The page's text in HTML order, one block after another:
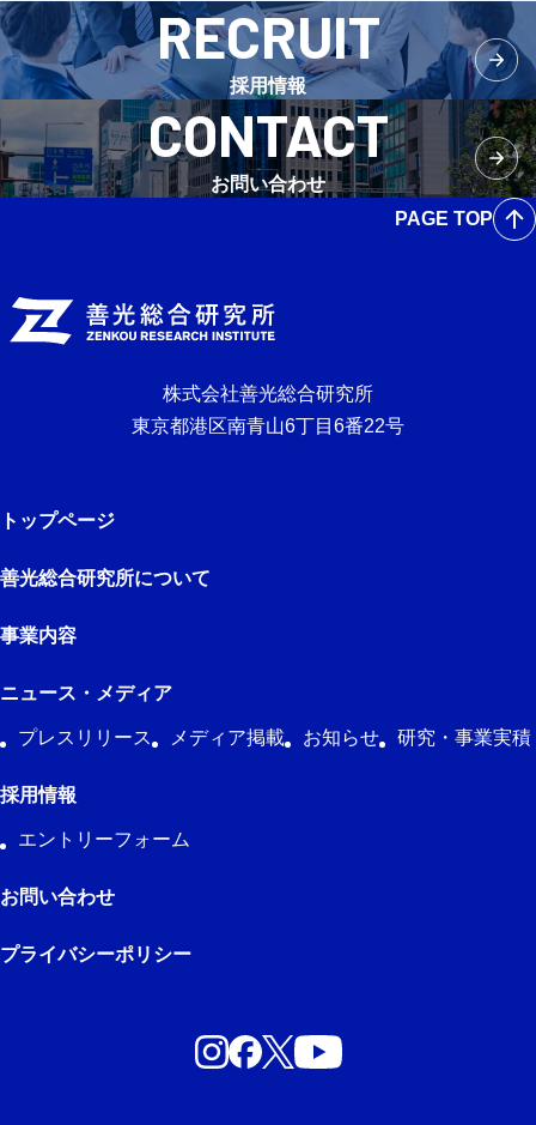
RECRUIT
採用情報
CONTACT
お問い合わせ
PAGE TOP
株式会社善光総合研究所
東京都港区南青山6丁目6番22号
トップページ
善光総合研究所について
事業内容
ニュース・メディア
プレスリリース メディア掲載 お知らせ 研究・事業実積
採用情報
エントリーフォーム
お問い合わせ
プライバシーポリシー